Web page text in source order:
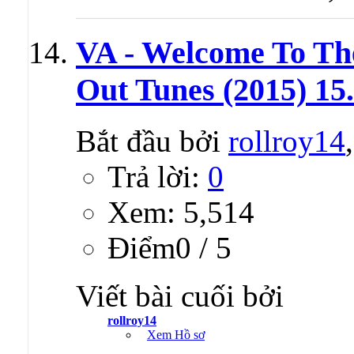
VA - Welcome To
Out Tunes (2015)
Bắt đầu bởi rollroy14
Trả lời: 0
Xem: 5,514
Ðiểm0 / 5
Viết bài cuối bởi
rollroy14
Xem Hồ sơ